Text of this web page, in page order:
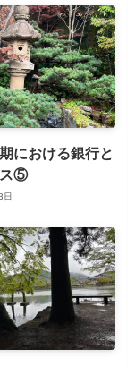
における銀行と
ス⑤
日